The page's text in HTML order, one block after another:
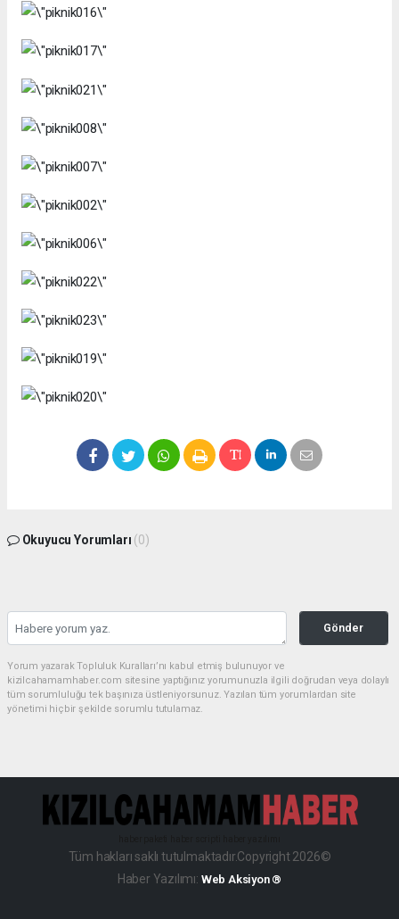
Okuyucu Yorumları (0)
Gönder
Yorum yazarak Topluluk Kuralları’nı kabul etmiş bulunuyor ve
kizilcahamamhaber.com sitesine yaptığınız yorumunuzla ilgili doğrudan veya dolaylı
tüm sorumluluğu tek başınıza üstleniyorsunuz. Yazılan tüm yorumlardan site
yönetimi hiçbir şekilde sorumlu tutulamaz.
Tüm hakları saklı tutulmaktadır.Copyright 2026©
Haber Yazılımı: Web Aksiyon ®